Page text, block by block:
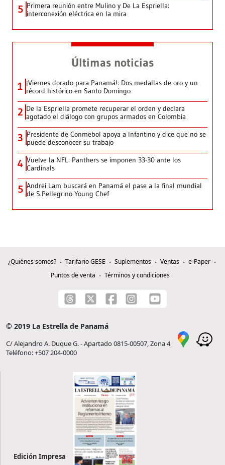
5 Primera reunión entre Mulino y De La Espriella:
interconexión eléctrica en la mira
Últimas noticias
1 ¡Viernes dorado para Panamá!: Dos medallas de oro y un
récord histórico en Santo Domingo
2 De la Espriella promete recuperar el orden y declara
agotado el diálogo con grupos armados en Colombia
3 Presidente de Conmebol apoya a Infantino y dice que no se
puede desconocer su trabajo
4 Vuelve la NFL: Panthers se imponen 33-30 ante los
Cardinals
5 Andrei Lam buscará en Panamá el pase a la final mundial
de S.Pellegrino Young Chef
¿Quiénes somos? Tarifario GESE Suplementos Ventas
e-Paper
Puntos de venta
Términos y condiciones
© 2019 La Estrella de Panamá
C/ Alejandro A. Duque G. - Apartado 0815-00507, Zona 4
Teléfono: +507 204-0000
Edición Impresa